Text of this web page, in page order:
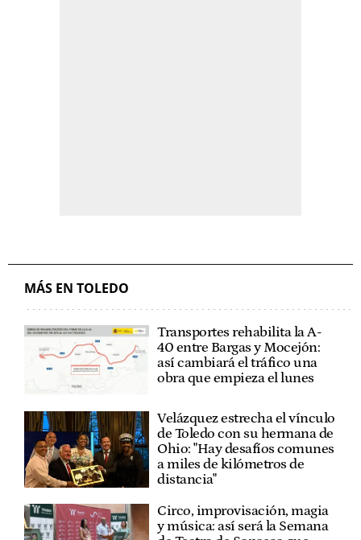
MÁS EN TOLEDO
Transportes rehabilita la A-
40 entre Bargas y Mocejón:
así cambiará el tráfico una
obra que empieza el lunes
Velázquez estrecha el vínculo
de Toledo con su hermana de
Ohio: "Hay desafíos comunes
a miles de kilómetros de
distancia"
Circo, improvisación, magia
y música: así será la Semana